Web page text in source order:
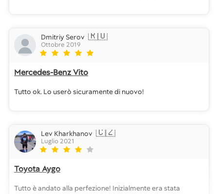
Dmitriy Serov 🇷🇺
Ottobre 2019
Mercedes-Benz Vito
Tutto ok. Lo userò sicuramente di nuovo!
Lev Kharkhanov 🇨🇿
Luglio 2021
Toyota Aygo
Tutto è andato alla perfezione! Inizialmente era stata